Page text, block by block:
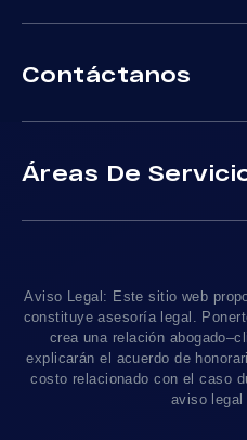
Mordeduras De Perros
Accidentes En
Accidentes De
Abogados De Muerte
Nuestros Abogados
Testimonios
Contáctanos
Empleos
Mapa Del Sitio
Contáctanos
Áreas De
Linea De 24hrs: (310)
Disponible Sólo Con
Sacramento, CA 95825
Aviso Legal: Este sitio web
constituye asesoría legal.
crea una relación
explicarán el acuerdo de
costo relacionado con el caso
aviso legal